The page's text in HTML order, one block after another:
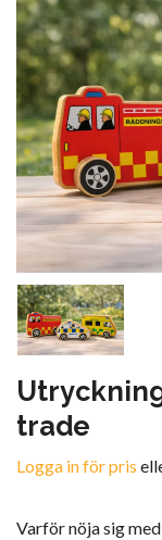
trade
Logga in för pris
Varför nöja sig